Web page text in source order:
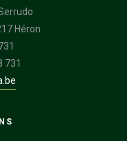
Héron
731